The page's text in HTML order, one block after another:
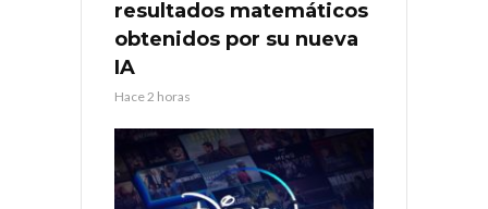
resultados matemáticos
obtenidos por su nueva
IA
Hace 2 horas